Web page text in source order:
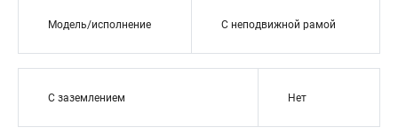
Модель/исполнение С неподвижной рамой
С заземлением Нет